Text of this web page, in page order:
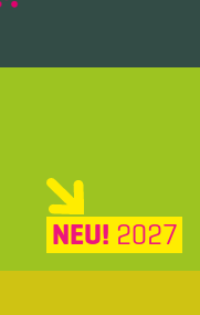
NEU! 2027